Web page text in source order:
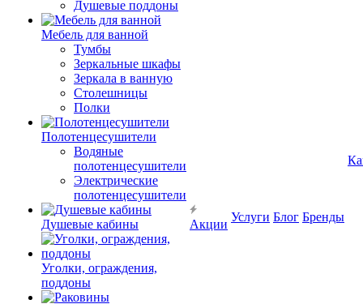
Душевые поддоны
Мебель для ванной
Тумбы
Зеркальные шкафы
Зеркала в ванную
Столешницы
Полки
Полотенцесушители
Водяные
полотенцесушители
Электрические
полотенцесушители
Душевые кабины
Уголки, ограждения,
поддоны
Акции
Услуги Блог Бренды